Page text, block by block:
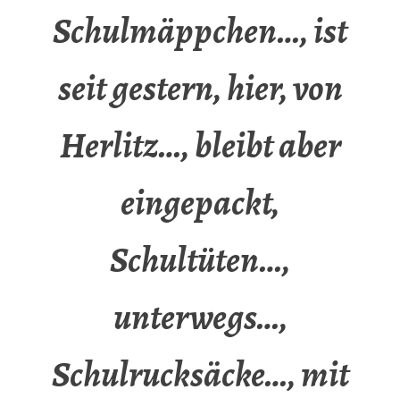
Schulmäppchen…, ist
seit gestern, hier, von
Herlitz…, bleibt aber
eingepackt,
Schultüten…,
unterwegs…,
Schulrucksäcke…, mit